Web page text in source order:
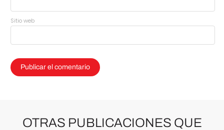
Sitio web
OTRAS PUBLICACIONES QUE